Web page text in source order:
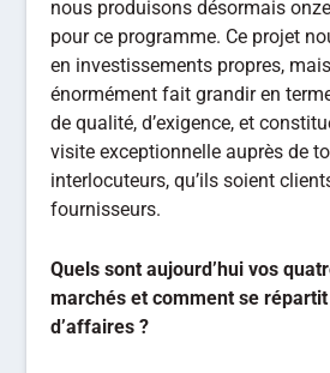
nous produisons désormais
pour ce programme. Ce projet
en investissements propres,
énormément fait grandir en
de qualité, d’exigence, et
visite exceptionnelle auprès de
interlocuteurs, qu’ils soient
fournisseurs.
Quels sont aujourd’hui vos
marchés et comment se
d’affaires ?